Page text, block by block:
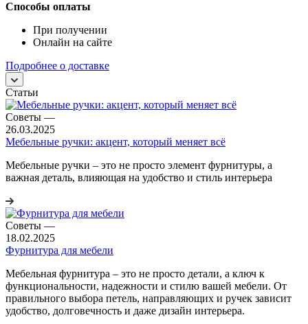
Способы оплаты
При получении
Онлайн на сайте
Подробнее о доставке
Статьи
Советы —
26.03.2025
Мебельные ручки: акцент, который меняет всё
Мебельные ручки – это не просто элемент фурнитуры, а
важная деталь, влияющая на удобство и стиль интерьера
Советы —
18.02.2025
Фурнитура для мебели
Мебельная фурнитура – это не просто детали, а ключ к
функциональности, надежности и стилю вашей мебели. От
правильного выбора петель, направляющих и ручек зависит
удобство, долговечность и даже дизайн интерьера.